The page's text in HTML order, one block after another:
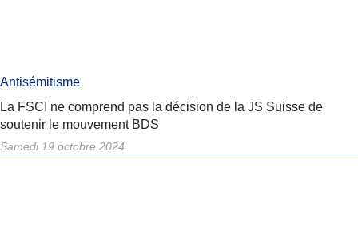
Antisémitisme
La FSCI ne comprend pas la décision de la JS Suisse de
soutenir le mouvement BDS
Samedi 19 octobre 2024